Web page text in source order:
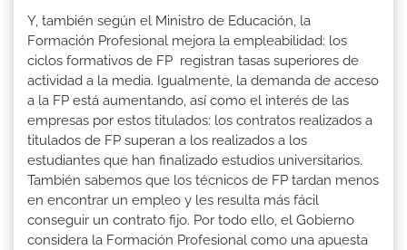
Y, también según el Ministro de Educación, la
Formación Profesional mejora la empleabilidad: los
ciclos formativos de FP registran tasas superiores de
actividad a la media. Igualmente, la demanda de acceso
a la FP está aumentando, así como el interés de las
empresas por estos titulados: los contratos realizados a
titulados de FP superan a los realizados a los
estudiantes que han finalizado estudios universitarios.
También sabemos que los técnicos de FP tardan menos
en encontrar un empleo y les resulta más fácil
conseguir un contrato fijo. Por todo ello, el Gobierno
considera la Formación Profesional como una apuesta